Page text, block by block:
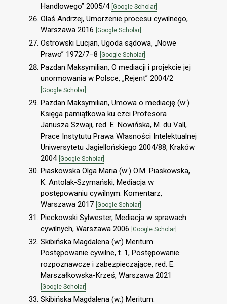
Handlowego” 2005/4 [Google Scholar]
Olaś Andrzej, Umorzenie procesu cywilnego,
Warszawa 2016 [Google Scholar]
Ostrowski Lucjan, Ugoda sądowa, „Nowe
Prawo” 1972/7–8 [Google Scholar]
Pazdan Maksymilian, O mediacji i projekcie jej
unormowania w Polsce, „Rejent” 2004/2
[Google Scholar]
Pazdan Maksymilian, Umowa o mediację (w:)
Księga pamiątkowa ku czci Profesora
Janusza Szwaji, red. E. Nowińska, M. du Vall,
Prace Instytutu Prawa Własności Intelektualnej
Uniwersytetu Jagiellońskiego 2004/88, Kraków
2004 [Google Scholar]
Piaskowska Olga Maria (w:) O.M. Piaskowska,
K. Antolak-Szymański, Mediacja w
postępowaniu cywilnym. Komentarz,
Warszawa 2017 [Google Scholar]
Pieckowski Sylwester, Mediacja w sprawach
cywilnych, Warszawa 2006 [Google Scholar]
Skibińska Magdalena (w:) Meritum.
Postępowanie cywilne, t. 1, Postępowanie
rozpoznawcze i zabezpieczające, red. E.
Marszałkowska-Krześ, Warszawa 2021
[Google Scholar]
Skibińska Magdalena (w:) Meritum.